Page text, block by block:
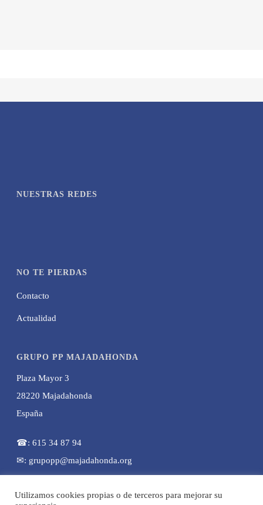
NUESTRAS REDES
NO TE PIERDAS
Contacto
Actualidad
GRUPO PP MAJADAHONDA
Plaza Mayor 3
28220 Majadahonda
España
☎: 615 34 87 94
✉: grupopp@majadahonda.org
Utilizamos cookies propias o de terceros para mejorar su